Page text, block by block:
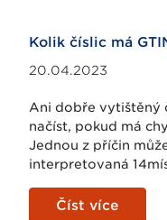
Kolik číslic má
20.04.2023
Ani dobře vytištěný
načíst, pokud má
Jednou z příčin
interpretovaná
Číst více